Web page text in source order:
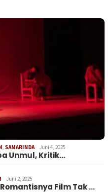
SAMARINDA Juni 4, 2025
Unmul, Kritik…
Juni 2, 2025
Film Tak …